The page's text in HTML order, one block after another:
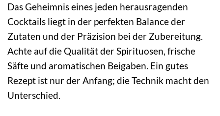
Das Geheimnis eines jeden herausragenden
Cocktails liegt in der perfekten Balance der
Zutaten und der Präzision bei der Zubereitung.
Achte auf die Qualität der Spirituosen, frische
Säfte und aromatischen Beigaben. Ein gutes
Rezept ist nur der Anfang; die Technik macht den
Unterschied.